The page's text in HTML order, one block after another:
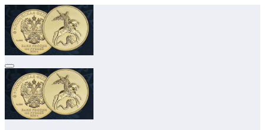
Перейти
содержимому